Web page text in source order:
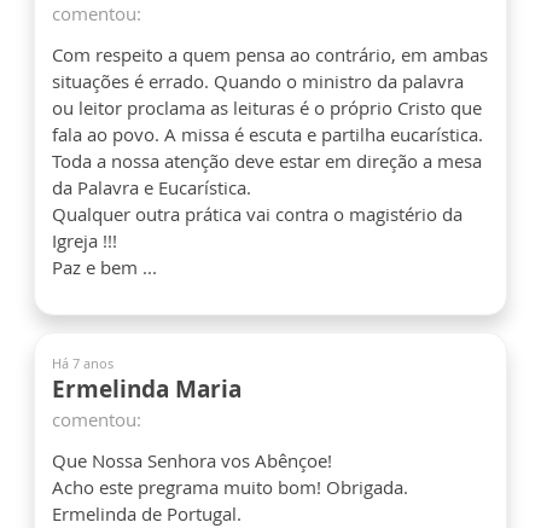
comentou:
Com respeito a quem pensa ao contrário, em ambas
situações é errado. Quando o ministro da palavra
ou leitor proclama as leituras é o próprio Cristo que
fala ao povo. A missa é escuta e partilha eucarística.
Toda a nossa atenção deve estar em direção a mesa
da Palavra e Eucarística.
Qualquer outra prática vai contra o magistério da
Igreja !!!
Paz e bem ...
Há 7 anos
Ermelinda Maria
comentou:
Que Nossa Senhora vos Abênçoe!
Acho este pregrama muito bom! Obrigada.
Ermelinda de Portugal.